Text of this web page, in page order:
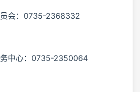
会：0735-2368332
中心：0735-2350064